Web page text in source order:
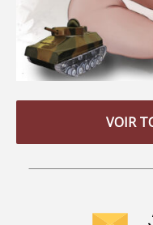
VOIR